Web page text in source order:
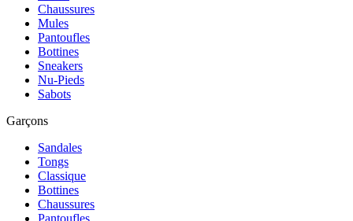
Chaussures
Mules
Pantoufles
Bottines
Sneakers
Nu-Pieds
Sabots
Garçons
Sandales
Tongs
Classique
Bottines
Chaussures
Pantoufles